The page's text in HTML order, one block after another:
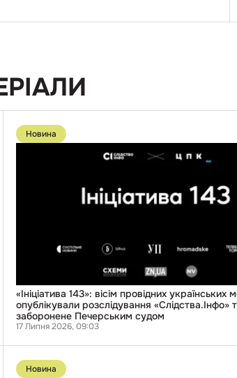
Перейти
публікації
Печерським
судом
Новина
«Ініціатива 143»: вісім провідних українських
опублікували розслідування «Слідства.Інфо»
заборонене Печерським судом
17 Липня 2026, 09:03
Перейти
публікації
Новина